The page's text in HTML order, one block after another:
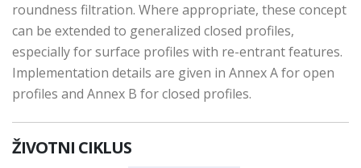
roundness filtration. Where appropriate, these concept
can be extended to generalized closed profiles,
especially for surface profiles with re-entrant features.
Implementation details are given in Annex A for open
profiles and Annex B for closed profiles.
ŽIVOTNI CIKLUS